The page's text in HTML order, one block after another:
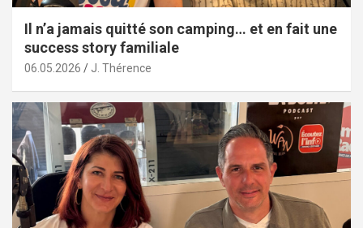
Il n’a jamais quitté son camping… et en fait une
success story familiale
06.05.2026 J. Thérence